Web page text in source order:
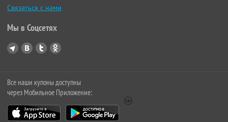
Связаться с нами
Мы в Соцсетях
Все наши купоны доступны
через Мобильное Приложение: